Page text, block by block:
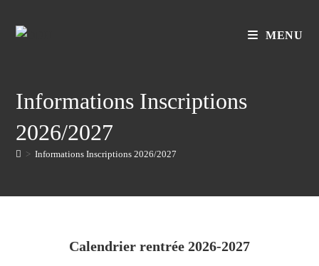
MENU
Informations Inscriptions
2026/2027
> Informations Inscriptions 2026/2027
Calendrier rentrée 2026-2027